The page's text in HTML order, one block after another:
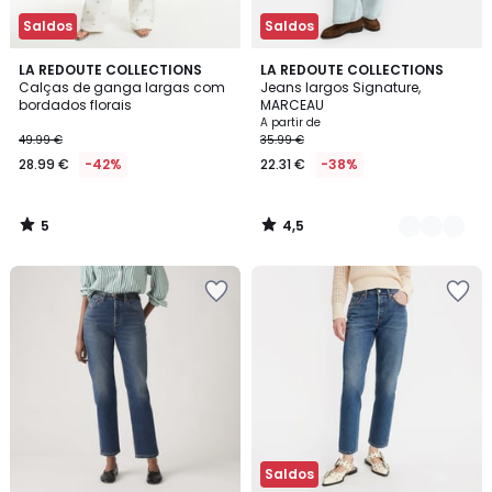
Saldos
LA REDOUTE COLLECTIONS
Calças de ganga largas com
bordados florais
49.99 €
28.99 € -42%
5
/
5
5
/
Saldos
LA REDOUTE COLLECTIONS
Jeans largos Signature,
MARCEAU
A partir de
35.99 €
22.31 € -38%
4,5
/ 5
6
Cores
4,5
/
Saldos